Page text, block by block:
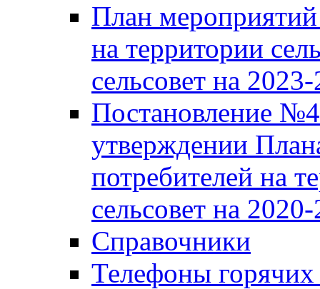
План
на территории
сельсовет на
Постановление
утверждении
потребителей на
сельсовет на 2020-
Справочники
Телефоны